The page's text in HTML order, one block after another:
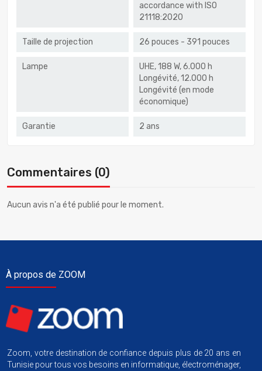
accordance with ISO
21118:2020
Taille de projection 26 pouces - 391 pouces
Lampe
UHE, 188 W, 6.000 h
Longévité, 12.000 h
Longévité (en mode
économique)
Garantie 2 ans
Commentaires (0)
Aucun avis n'a été publié pour le moment.
À propos de ZOOM
Zoom, votre destination de confiance depuis plus de 20 ans en
Tunisie pour tous vos besoins en informatique, électroménager,